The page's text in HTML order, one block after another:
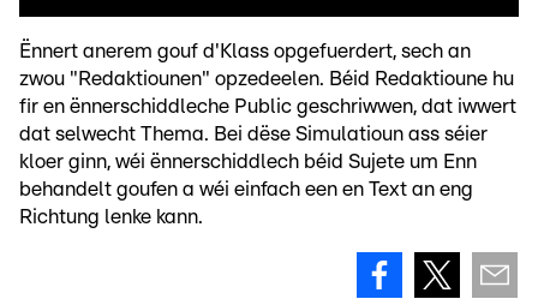
Ënnert anerem gouf d'Klass opgefuerdert, sech an
zwou "Redaktiounen" opzedeelen. Béid Redaktioune hu
fir en ënnerschiddleche Public geschriwwen, dat iwwert
dat selwecht Thema. Bei dëse Simulatioun ass séier
kloer ginn, wéi ënnerschiddlech béid Sujete um Enn
behandelt goufen a wéi einfach een en Text an eng
Richtung lenke kann.